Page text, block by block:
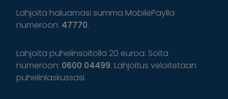
Lahjoita haluamasi summa MobilePaylla
numeroon: 47770.
Lahjoita puhelinsoitolla 20 euroa: Soita
numeroon: 0600 04499. Lahjoitus veloitetaan
puhelinlaskussasi.